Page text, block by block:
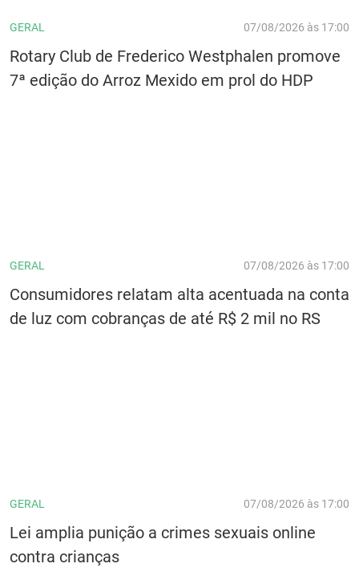
GERAL 07/08/2026 às 17:00
Rotary Club de Frederico Westphalen promove
7ª edição do Arroz Mexido em prol do HDP
GERAL 07/08/2026 às 17:00
Consumidores relatam alta acentuada na conta
de luz com cobranças de até R$ 2 mil no RS
GERAL 07/08/2026 às 17:00
Lei amplia punição a crimes sexuais online
contra crianças